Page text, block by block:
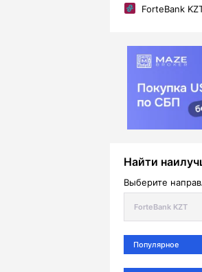
ForteBank
Найти
Выберите
Популярное